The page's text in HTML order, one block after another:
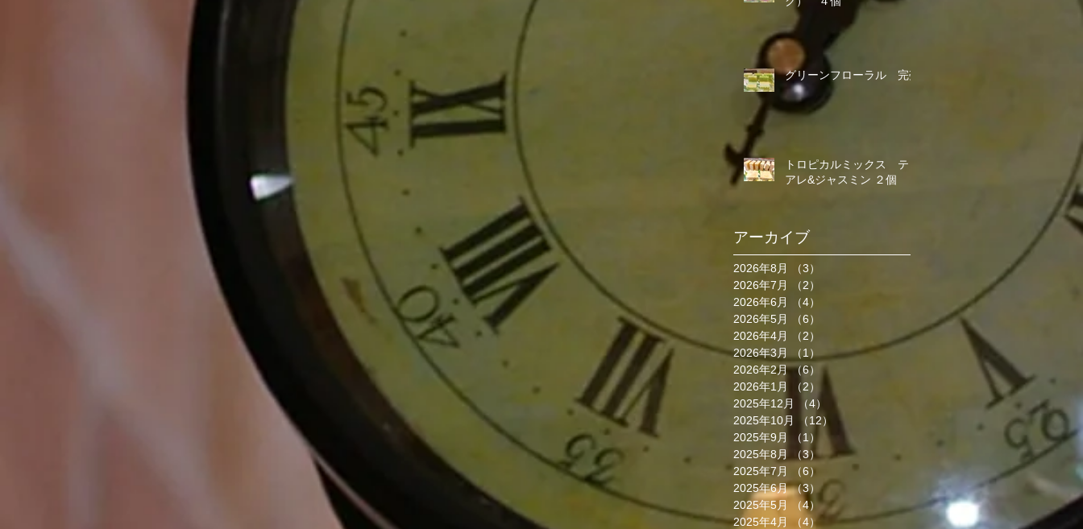
グリーンフローラル 完売
トロピカルミックス ティ
アレ&ジャスミン ２個
アーカイブ
2026年8月 （3）
2026年7月
（2）
2026年6月
（4）
2026年5月
（6）
2026年4月
（2）
2026年3月
（1）
1件の記事
2026年2月 （6）
6件の記事
2026年1月
（2）
2025年12月
（4）
2025年10月
（12）
12件の記事
2025年9月
（1）
1件の記事
2025年8月
（3）3件の記事
2025年7月
（6）
6件の記事
2025年6月 （3） 3件の記事
2025年5月
（4）4件の記事
2025年4月
（4）
4件の記事